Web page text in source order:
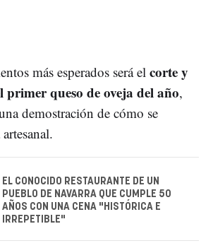
más esperados será el corte y
primer queso de oveja del año,
demostración de cómo se
EL CONOCIDO RESTAURANTE DE UN
PUEBLO DE NAVARRA QUE CUMPLE 50
AÑOS CON UNA CENA "HISTÓRICA E
IRREPETIBLE"